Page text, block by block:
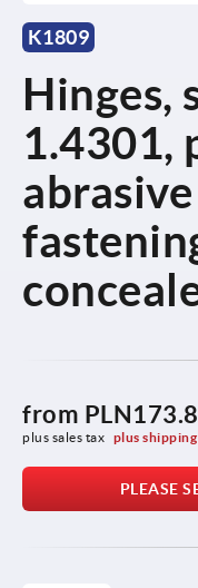
K1809
Hinges,
1.4301,
from
plus sales tax plus
PLEASE